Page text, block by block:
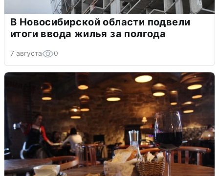
В Новосибирской области подвели
итоги ввода жилья за полгода
7 августа 0